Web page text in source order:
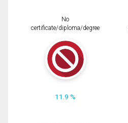
No
certificate/diploma/degree
11.9 %